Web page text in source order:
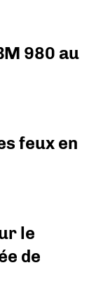
980 au
feux en
le
de